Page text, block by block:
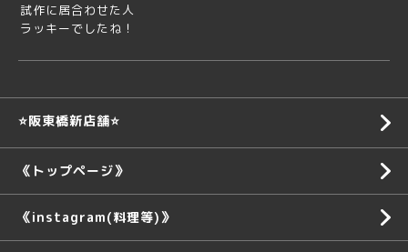
試作に居合わせた人
ラッキーでしたね！
⭐️阪東橋新店舗⭐️
《トップページ》
《instagram(料理等)》